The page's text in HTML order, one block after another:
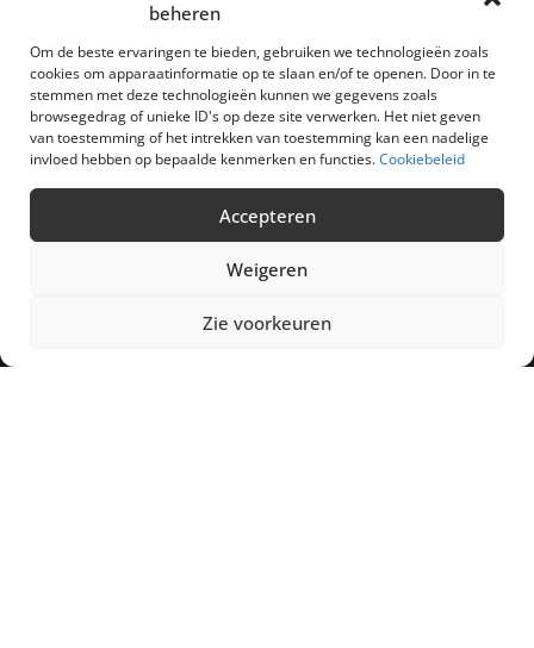
beheren
Om de beste ervaringen te bieden, gebruiken we technologieën zoals
cookies om apparaatinformatie op te slaan en/of te openen. Door in te
stemmen met deze technologieën kunnen we gegevens zoals
browsegedrag of unieke ID's op deze site verwerken. Het niet geven
van toestemming of het intrekken van toestemming kan een nadelige
invloed hebben op bepaalde kenmerken en functies.Cookiebeleid
Accepteren
Weigeren
Zie voorkeuren
Onze producten
Onze expertisegebieden
Industriële machines
Catalogus
Nieuws
Wie zijn wij ?
Contact